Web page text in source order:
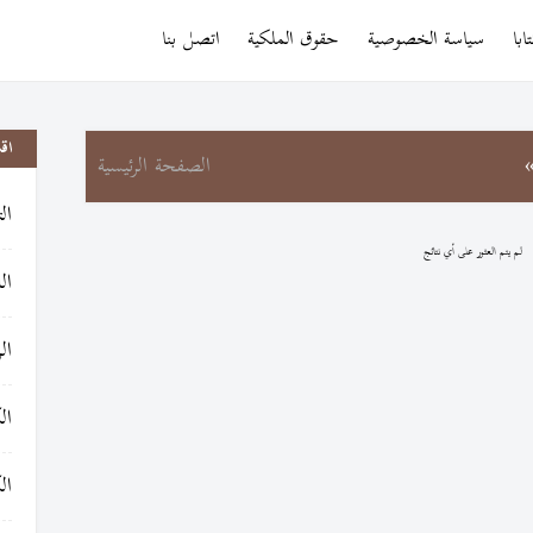
سياسة الخصوصية حقوق الملكية اتصل بنا
الصفحة الرئيسية
لم يتم العثور على أي نتائج